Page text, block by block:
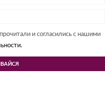
и согласились с нашими